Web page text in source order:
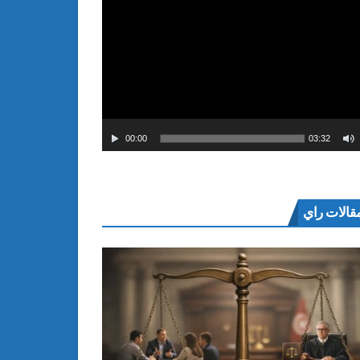
00:00 03:32
راي